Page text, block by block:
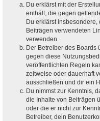
Du erklärst mit der
enthält, die gegen
Du erklärst insbesondere,
Beiträgen verwendeten
verwenden.
Der Betreiber des Boards
gegen diese
veröffentlichten Regeln
zeitweise oder dauerhaft
ausschließen und dir ein
Du nimmst zur Kenntnis,
die Inhalte von Beiträgen
oder die er nicht zur
Betreiber, dein